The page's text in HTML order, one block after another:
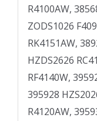
R4100AW,
ZODS1026
RK4151AW,
HZDS2626
RF4140W,
395928
R4120AW,